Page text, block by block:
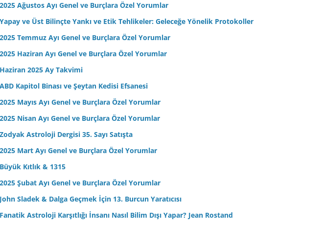
2025 Ağustos Ayı Genel ve Burçlara Özel Yorumlar
Yapay ve Üst Bilinçte Yankı ve Etik Tehlikeler: Geleceğe Yönelik Protokoller
2025 Temmuz Ayı Genel ve Burçlara Özel Yorumlar
2025 Haziran Ayı Genel ve Burçlara Özel Yorumlar
Haziran 2025 Ay Takvimi
ABD Kapitol Binası ve Şeytan Kedisi Efsanesi
2025 Mayıs Ayı Genel ve Burçlara Özel Yorumlar
2025 Nisan Ayı Genel ve Burçlara Özel Yorumlar
Zodyak Astroloji Dergisi 35. Sayı Satışta
2025 Mart Ayı Genel ve Burçlara Özel Yorumlar
Büyük Kıtlık & 1315
2025 Şubat Ayı Genel ve Burçlara Özel Yorumlar
John Sladek & Dalga Geçmek İçin 13. Burcun Yaratıcısı
Fanatik Astroloji Karşıtlığı İnsanı Nasıl Bilim Dışı Yapar? Jean Rostand